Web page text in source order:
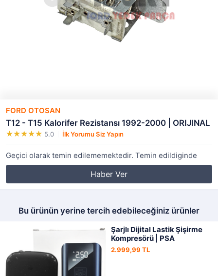
FORD OTOSAN
T12 - T15 Kalorifer Rezistansı 1992-2000 | ORIJINAL
5.0 İlk Yorumu Siz Yapın
Geçici olarak temin edilememektedir. Temin edildiginde
Haber Ver
Bu ürünün yerine tercih edebileceğiniz ürünler
Şarjlı Dijital Lastik Şişirme
Kompresörü | PSA
2.999,99 TL